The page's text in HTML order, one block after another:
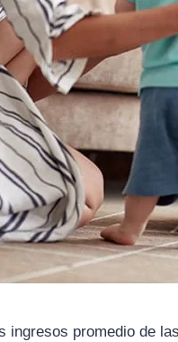
ingresos promedio de